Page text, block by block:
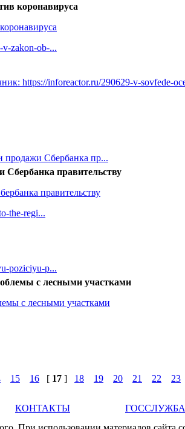
коронавируса
v-zakon-ob-...
https://inforeactor.ru/290629-v-sovfede-
продажи Сбербанка пр...
Сбербанка правительству
правительству
the-regi...
poziciyu-p...
с лесными участками
с лесными участками
15 16 [ 17 ] 18 19 20 21 22 23
КОНТАКТЫ ГОССЛУЖБА